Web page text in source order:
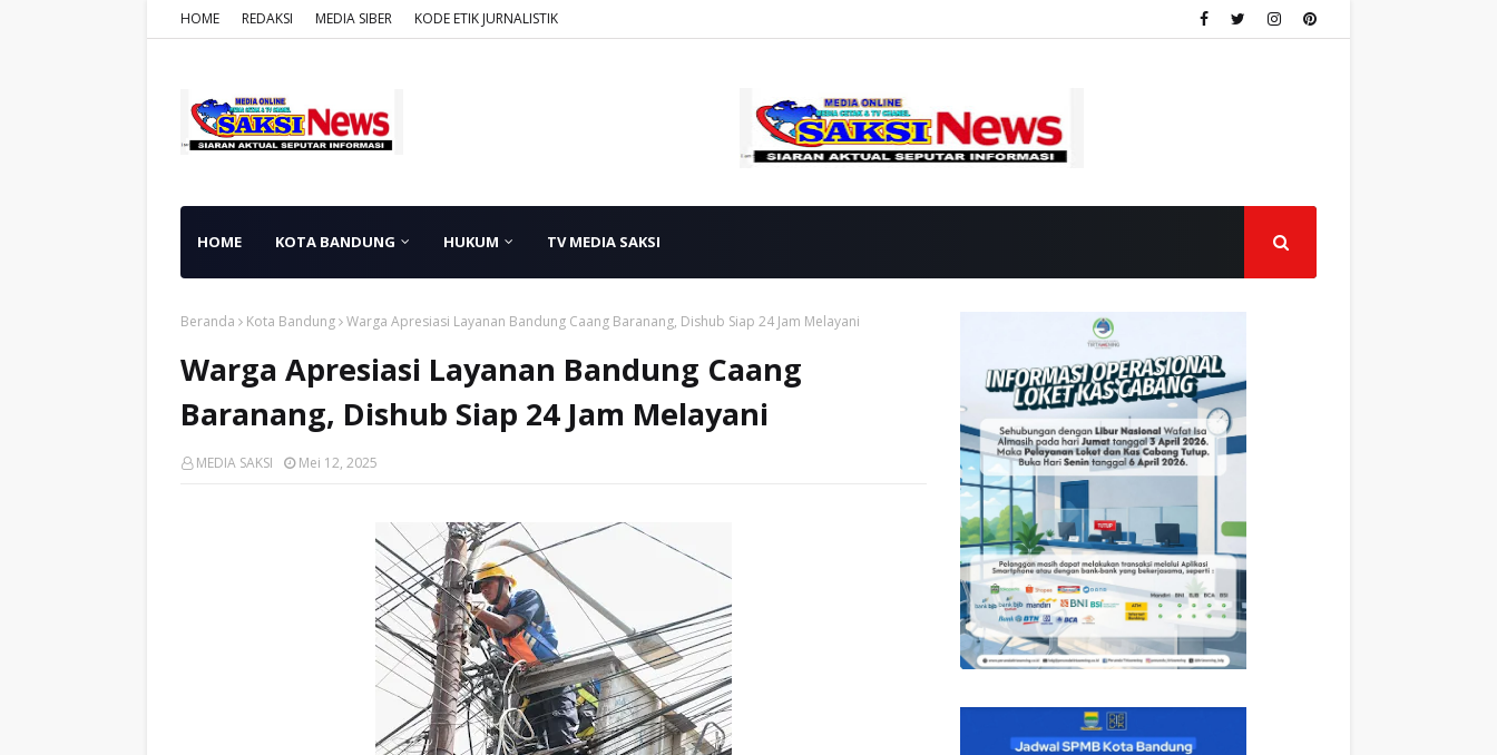
HOME REDAKSI MEDIA SIBER KODE ETIK JURNALISTIK
HOME KOTA BANDUNG HUKUM TV MEDIA SAKSI
Beranda Kota Bandung Warga Apresiasi Layanan Bandung Caang Baranang, Dishub Siap 24 Jam Melayani
Warga Apresiasi Layanan Bandung Caang
Baranang, Dishub Siap 24 Jam Melayani
MEDIA SAKSI Mei 12, 2025